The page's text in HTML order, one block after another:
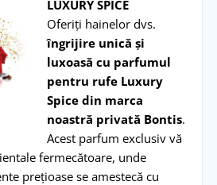
LUXURY SPICE
Oferiți hainelor dvs.
îngrijire unică și
luxoasă cu parfumul
pentru rufe Luxury
Spice din marca
noastră privată Bontis.
Acest parfum exclusiv vă
fermecătoare, unde
prețioase se amestecă cu